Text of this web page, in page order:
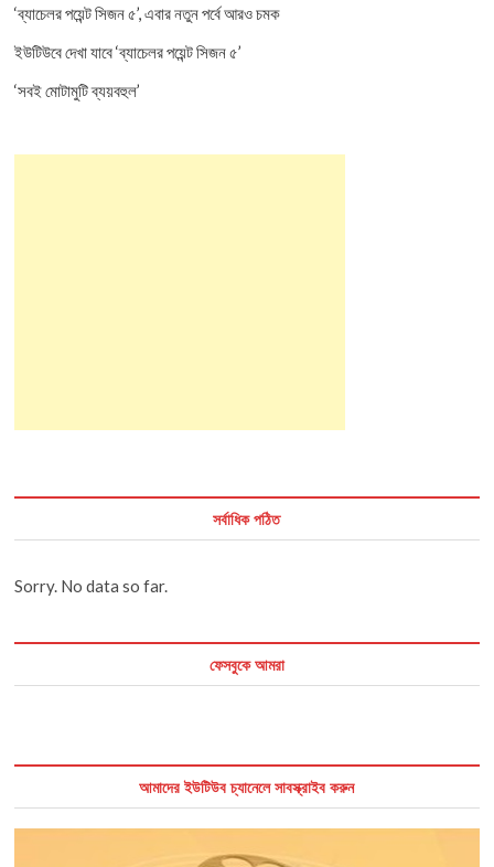
‘ব্যাচেলর পয়েন্ট সিজন ৫’, এবার নতুন পর্বে আরও চমক
ইউটিউবে দেখা যাবে ‘ব্যাচেলর পয়েন্ট সিজন ৫’
‘সবই মোটামুটি ব্যয়বহুল’
সর্বাধিক পঠিত
Sorry. No data so far.
ফেসবুকে আমরা
আমাদের ইউটিউব চ্যানেলে সাবস্ক্রাইব করুন